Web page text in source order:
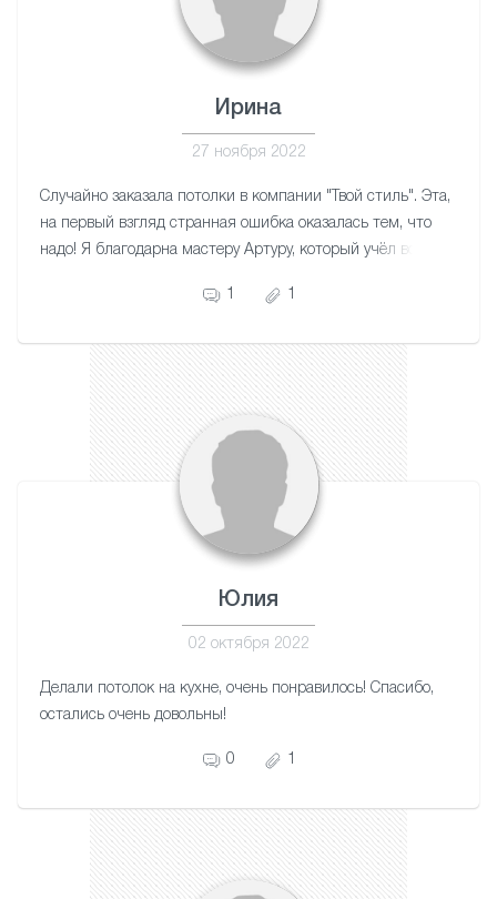
Ирина
27 ноября 2022
Случайно заказала потолки в компании "Твой стиль". Эта,
на первый взгляд странная ошибка оказалась тем, что
надо! Я благодарна мастеру Артуру, который учёл все
1 1
Юлия
02 октября 2022
Делали потолок на кухне, очень понравилось! Спасибо,
остались очень довольны!
0 1